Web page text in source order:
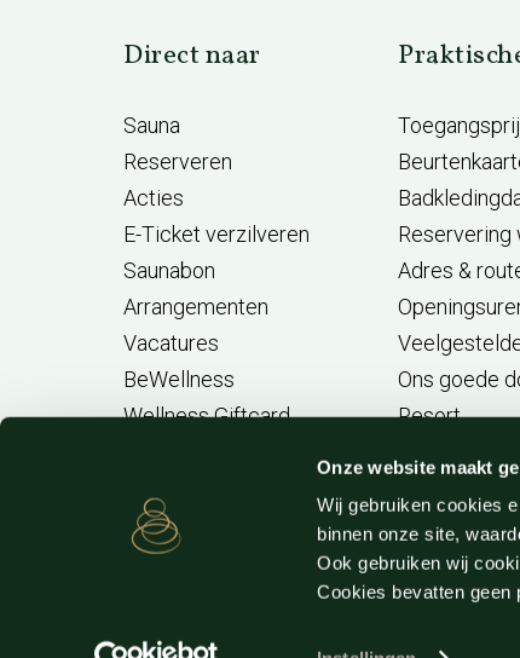
Onze website maakt
Wij gebruiken cookies
binnen onze site,
Ook gebruiken wij
Cookies bevatten
Direct naar
Sauna
Reserveren
Acties
E-Ticket verzilveren
Saunabon
Arrangementen
Vacatures
BeWellness
Wellness Giftcard
Reservering
Adres &
Ons goede
Resort